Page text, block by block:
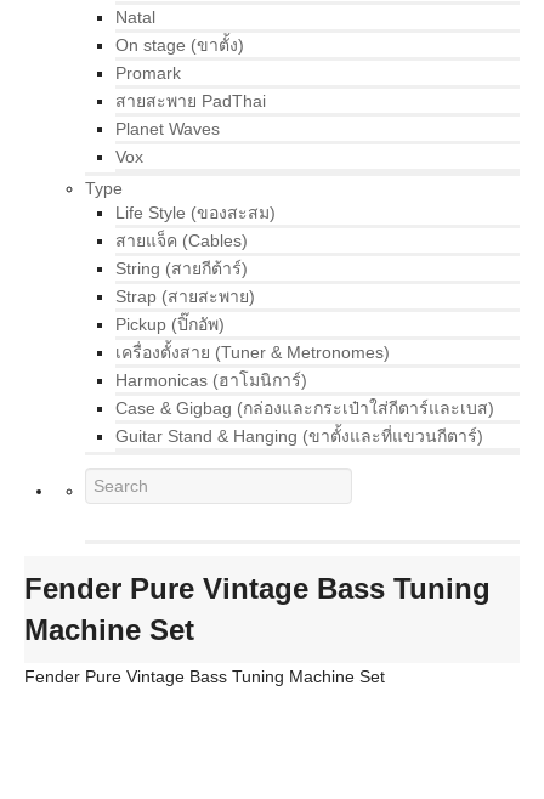
Natal
On stage (ขาตั้ง)
Promark
สายสะพาย PadThai
Planet Waves
Vox
Type
Life Style (ของสะสม)
สายแจ็ค (Cables)
String (สายกีต้าร์)
Strap (สายสะพาย)
Pickup (ปิ๊กอัพ)
เครื่องตั้งสาย (Tuner & Metronomes)
Harmonicas (ฮาโมนิการ์)
Case & Gigbag (กล่องและกระเป๋าใส่กีตาร์และเบส)
Guitar Stand & Hanging (ขาตั้งและที่แขวนกีตาร์)
Fender Pure Vintage Bass Tuning
Machine Set
Fender Pure Vintage Bass Tuning Machine Set